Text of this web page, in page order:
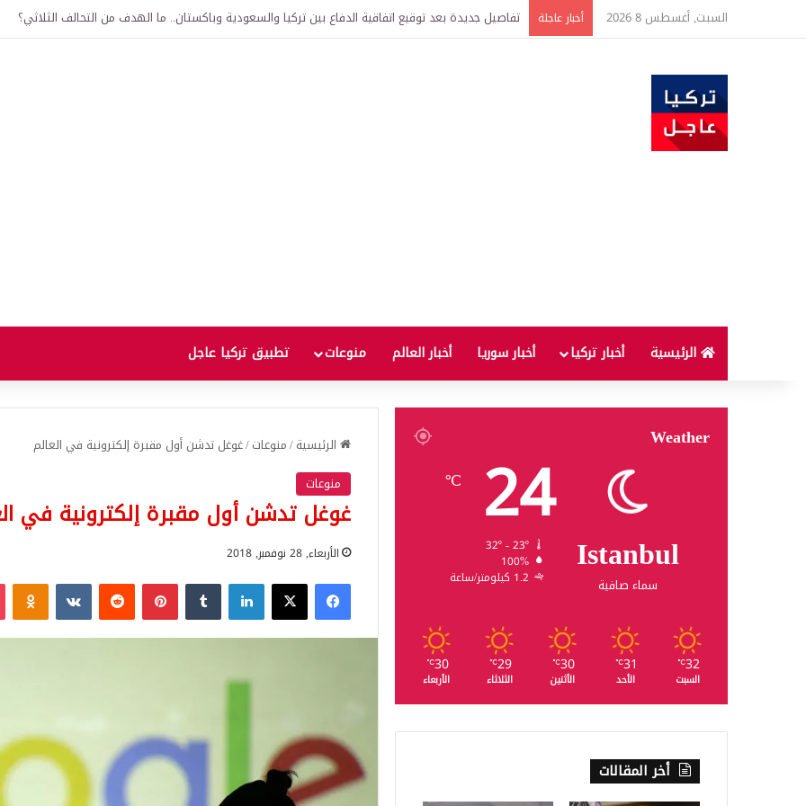
السبت, أغسطس 8 2026 أخبار عاجلة خبير اقتصادي يتوقع وصول غرام الذهب إلى 12 ألف ليرة.. متى يحدث ذلك؟
الرئيسية أخبار تركيا أخبار سوريا أخبار العالم منوعات تطبيق تركيا عاجل
الرئيسية/منوعات/غوغل تدشن أول مقبرة إلكترونية في العالم
منوعات
غوغل تدشن أول مقبرة إلكترونية في
الأربعاء, 28 نوفمبر, 2018
فيسبوك‫X لينكدإن بينتيريست
Weather
Istanbul
سماء صافية
24
℃
32º - 23º
100%
1.2 كيلومتر/ساعة
32
℃
السبت
31
℃
الأحد
30
℃
الأثنين
29
℃
الثلاثاء
30
℃
الأربعاء
أخر المقالات